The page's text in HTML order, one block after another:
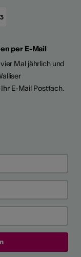
per E-Mail
Mal jährlich und
E-Mail Postfach.